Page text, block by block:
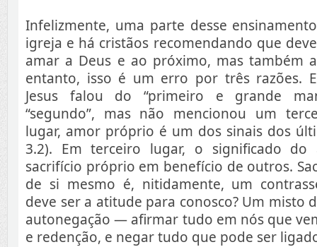
Infelizmente, uma parte desse
igreja e há cristãos recomendando que
amar a Deus e ao próximo, mas também
entanto, isso é um erro por três razões.
Jesus falou do “primeiro e grande
“segundo”, mas não mencionou um
lugar, amor próprio é um dos sinais dos
3.2). Em terceiro lugar, o significado
sacrifício próprio em benefício de outros.
de si mesmo é, nitidamente, um
deve ser a atitude para conosco? Um misto
autonegação — afirmar tudo em nós que
e redenção, e negar tudo que pode ser